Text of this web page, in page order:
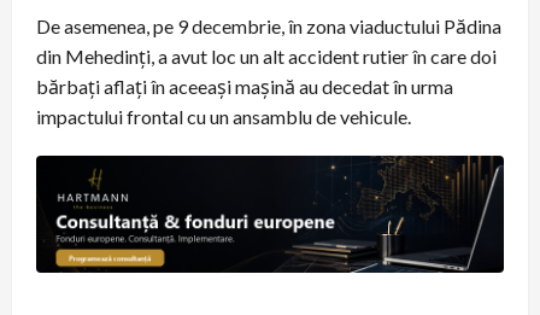
De asemenea, pe 9 decembrie, în zona viaductului Pădina
din Mehedinţi, a avut loc un alt accident rutier în care doi
bărbaţi aflaţi în aceeaşi maşină au decedat în urma
impactului frontal cu un ansamblu de vehicule.